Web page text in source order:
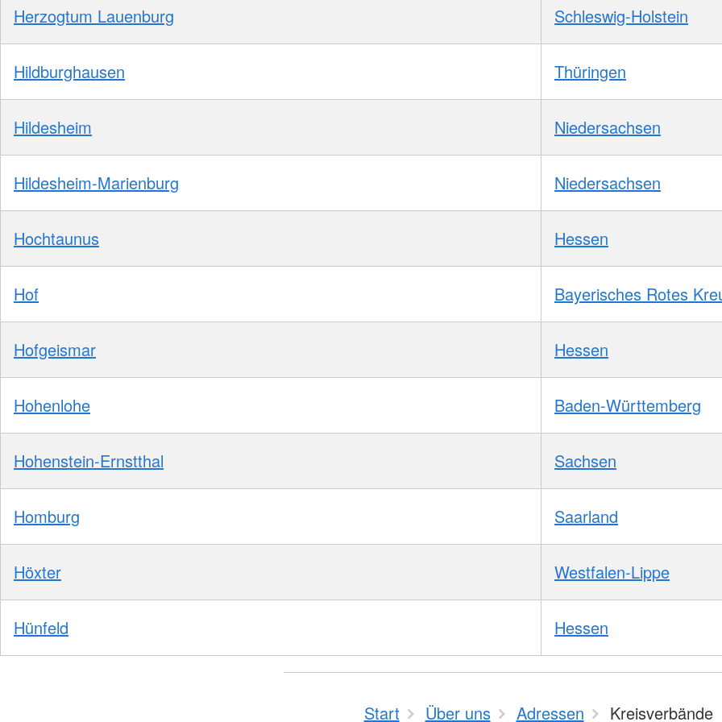
Herzogtum Lauenburg Schleswig-Holstein
Hildburghausen Thüringen
Hildesheim Niedersachsen
Hildesheim-Marienburg Niedersachsen
Hochtaunus Hessen
Hof Bayerisches Rotes
Hofgeismar Hessen
Hohenlohe Baden-Württemberg
Hohenstein-Ernstthal Sachsen
Homburg Saarland
Höxter Westfalen-Lippe
Hünfeld Hessen
Start Über uns Adressen Kreisverbände